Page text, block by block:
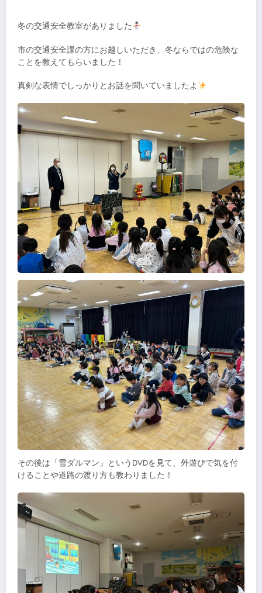
冬の交通安全教室がありました
市の交通安全課の方にお越しいただき、冬ならではの危険な
ことを教えてもらいました！
真剣な表情でしっかりとお話を聞いていましたよ
その後は「雪ダルマン」というDVDを見て、外遊びで気を付
けることや道路の渡り方も教わりました！